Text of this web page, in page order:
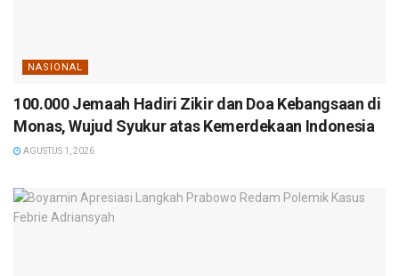
NASIONAL
100.000 Jemaah Hadiri Zikir dan Doa Kebangsaan di
Monas, Wujud Syukur atas Kemerdekaan Indonesia
AGUSTUS 1, 2026